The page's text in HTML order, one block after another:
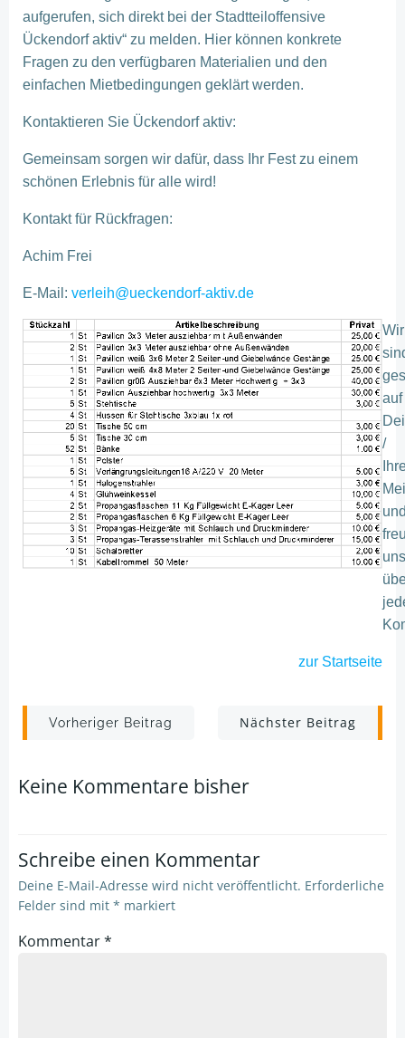
aufgerufen, sich direkt bei der Stadtteiloffensive
Ückendorf aktiv“ zu melden. Hier können konkrete
Fragen zu den verfügbaren Materialien und den
einfachen Mietbedingungen geklärt werden.
Kontaktieren Sie Ückendorf aktiv:
Gemeinsam sorgen wir dafür, dass Ihr Fest zu einem
schönen Erlebnis für alle wird!
Kontakt für Rückfragen:
Achim Frei
E-Mail: verleih@ueckendorf-aktiv.de
Wir
auf
/
uns
zur Startseite
Post
navigation
Vorheriger Beitrag
Post
navigation
Nächster Beitrag
Keine Kommentare bisher
Schreibe einen Kommentar
Deine E-Mail-Adresse wird nicht veröffentlicht. Erforderliche
Felder sind mit * markiert
Kommentar*